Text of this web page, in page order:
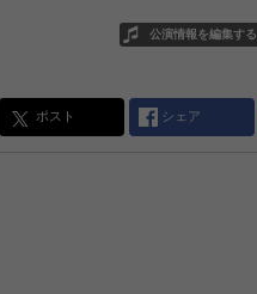
公演情報を編集する
ポスト シェア